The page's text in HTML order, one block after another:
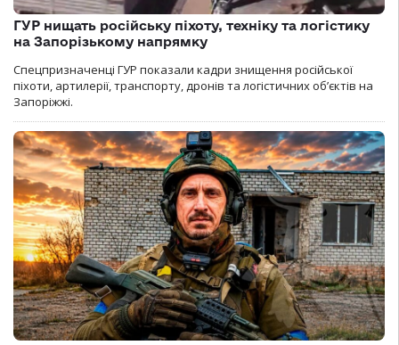
ГУР нищать російську піхоту, техніку та логістику
на Запорізькому напрямку
Спецпризначенці ГУР показали кадри знищення російської
піхоти, артилерії, транспорту, дронів та логістичних об’єктів на
Запоріжжі.